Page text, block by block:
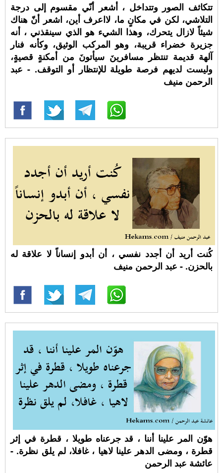
تتكاثف الصور وتتداخل ، أشعر أنّي مقسوم إلى درجة
التلاشي، لكن في مكانٍ ما، لااعرف أين، اشعر أنّ هناك
شيئاً لازال يتحرك، وهذا الشيء هو الذي سينقذني ، أنه
جزيرة خضراء قريبة، وهو المركب الوثيق، وكأنه فنار
آلهة قديمة تنتظر مسافرينَ سيأتونَ من أمكنةٍ قصيةٍ،
وليست لديهم فرصة طويلة للإنتظار أو التوقف. - عبد
الرحمن منيف
كُنت أريد أن أجدد نفسي ، أن أبدو إنساناً لا علاقة له
بالحزن. - عبد الرحمن منيف
هوّن المر علينا أننا ، قد جرعناه طويلا ، قطرة في إثر
قطرة ، ومضى الدهر علينا لاهيا ، غافلا، لم يلق نظرة. -
عائشة عبد الرحمن